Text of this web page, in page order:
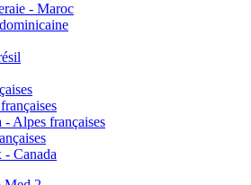
- Maroc
- Alpes françaises
Canada